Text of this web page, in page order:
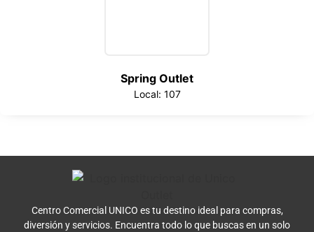
Spring Outlet
Local: 107
Centro Comercial UNICO es tu destino ideal para compras,
diversión y servicios. Encuentra todo lo que buscas en un solo